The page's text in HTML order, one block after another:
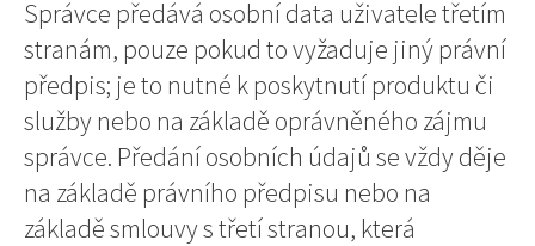
Správce předává osobní data uživatele třetím
stranám, pouze pokud to vyžaduje jiný právní
předpis; je to nutné k poskytnutí produktu či
služby nebo na základě oprávněného zájmu
správce. Předání osobních údajů se vždy děje
na základě právního předpisu nebo na
základě smlouvy s třetí stranou, která